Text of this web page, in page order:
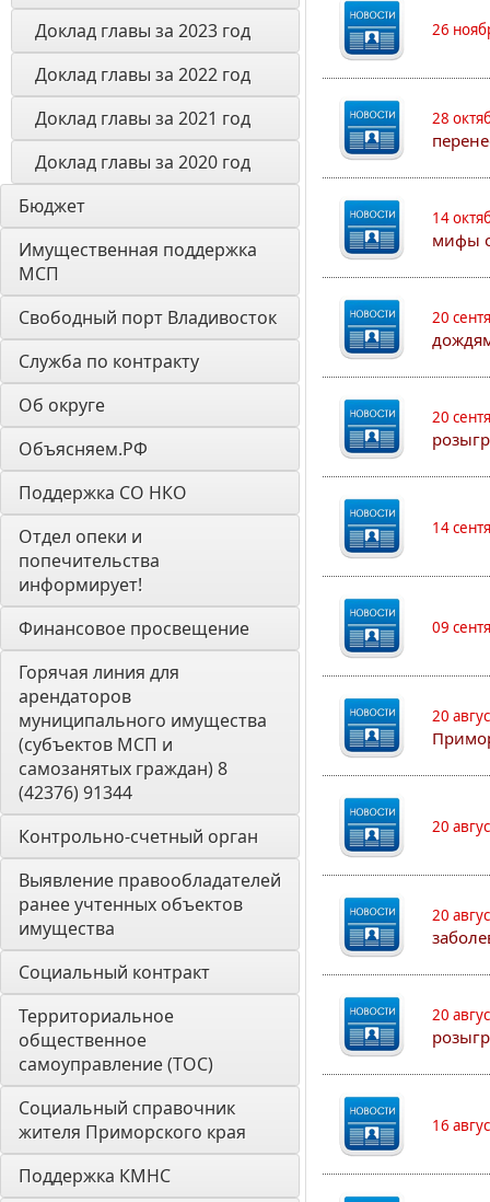
Доклад главы за 2023 год
Доклад главы за 2022 год
Доклад главы за 2021 год
Доклад главы за 2020 год
Бюджет
Имущественная поддержка
МСП
Свободный порт Владивосток
Служба по контракту
Об округе
Объясняем.РФ
Поддержка СО НКО
Отдел опеки и
попечительства
информирует!
Финансовое просвещение
Горячая линия для
арендаторов
муниципального имущества
(субъектов МСП и
самозанятых граждан) 8
(42376) 91344
Контрольно-счетный орган
Выявление правообладателей
ранее учтенных объектов
имущества
Социальный контракт
Территориальное
общественное
самоуправление (ТОС)
Социальный справочник
жителя Приморского края
Поддержка КМНС
26
28
14
мифы
20
20
14
09
20
20
20
20
16